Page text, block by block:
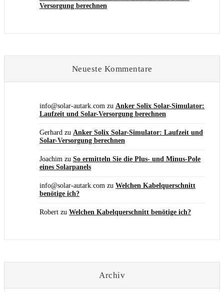
Versorgung berechnen
Neueste Kommentare
info@solar-autark.com zu Anker Solix Solar-Simulator:
Laufzeit und Solar-Versorgung berechnen
Gerhard zu Anker Solix Solar-Simulator: Laufzeit und
Solar-Versorgung berechnen
Joachim zu So ermitteln Sie die Plus- und Minus-Pole
eines Solarpanels
info@solar-autark.com zu Welchen Kabelquerschnitt
benötige ich?
Robert zu Welchen Kabelquerschnitt benötige ich?
Archiv